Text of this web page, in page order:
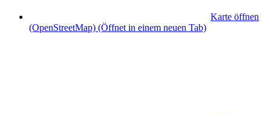
Karte öffnen
(OpenStreetMap) (Öffnet in einem neuen Tab)